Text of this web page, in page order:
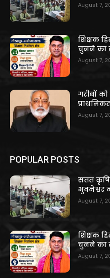
August 7,
शिक्षक
चुनने का
August 7,
गरीबों
August 7,
POPULAR POSTS
सतत कृषि
भुवनेश्वर
August 7,
शिक्षक
चुनने का
August 7,